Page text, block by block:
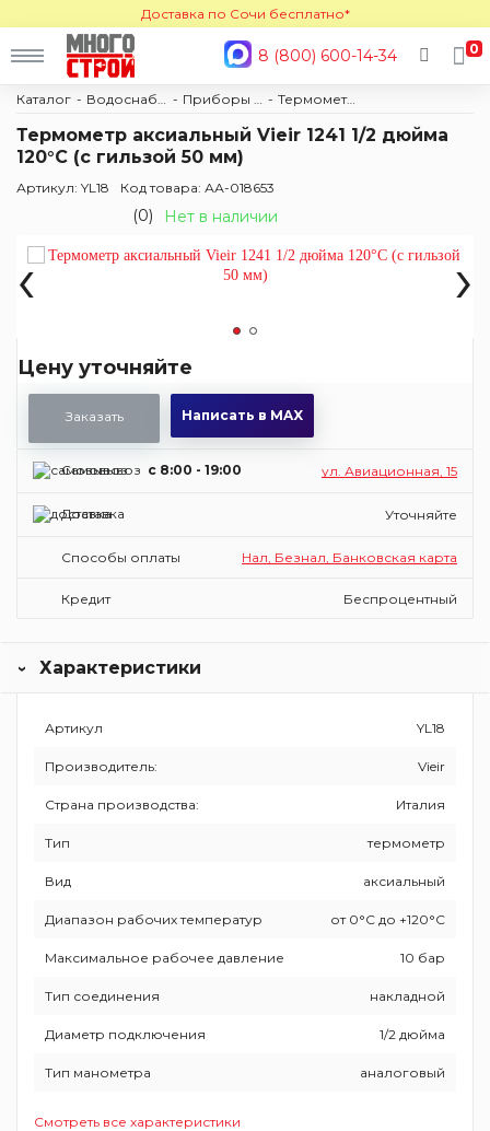
Доставка по Сочи бесплатно*
8 (800) 600-14-34 0
Каталог Термометры
Термометр аксиальный Vieir 1241 1/2 дюйма
120°С (с гильзой 50 мм)
Артикул: YL18 Код товара: АА-018653
(0) Нет в наличии
‹ ›
Цену уточняйте
Заказать Написать в MAX
Самовывоз c 8:00 - 19:00 ул. Авиационная, 15
Доставка Уточняйте
Способы оплаты Нал, Безнал, Банковская карта
Кредит Беспроцентный
Характеристики
Артикул YL18
Производитель: Vieir
Страна производства: Италия
Тип термометр
Вид аксиальный
Диапазон рабочих температур от 0°С до +120°С
Максимальное рабочее давление 10 бар
Тип соединения накладной
Диаметр подключения 1/2 дюйма
Тип манометра аналоговый
Смотреть все характеристики